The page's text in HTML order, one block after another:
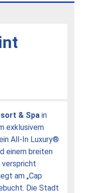
& Spa in
exklusivem
All-In Luxury®
einem breiten
verspricht
am „Cap
Die Stadt